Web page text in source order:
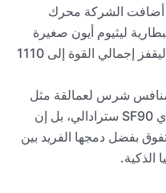
أضافت الشركة محرك
ليثيوم أيون صغيرة
بسعة 3.8 كيلووات/ساعة، ليقفز إجمالي القوة إلى 1110
منافس شرس لعمالقة مثل
لامبورجيني ريفويلتو وفيراري SF90 سترادالي، بل إن
بفضل دمجها الفريد بين
الذكية.